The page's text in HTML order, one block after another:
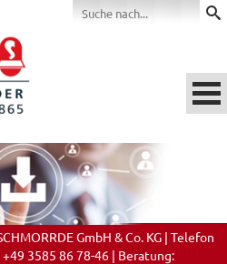
GmbH & Co. KG | Telefon
3585 86 78-46 | Beratung: